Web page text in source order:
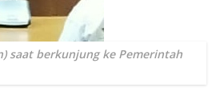
saat berkunjung ke Pemerintah